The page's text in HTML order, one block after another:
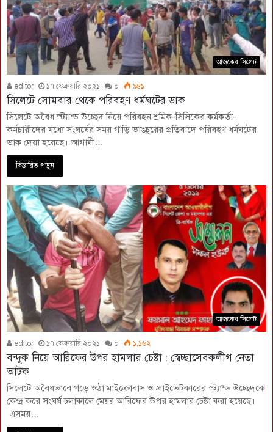
আজকের সিলেট
editor ১৭ ফেব্রুয়ারি ২০২১ ০ ৯৪১
সিলেটে সোমবার থেকে পরিবহণ ধর্মঘটের ডাক
সিলেটে অবৈধ স্ট্যান্ড উচ্ছেদ নিয়ে পরিবহন শ্রমিক-সিসিকের কর্মকর্তা-
কর্মচারীদের মধ্যে সংঘর্ষের সময় গাড়ি ভাঙচুরের প্রতিবাদে পরিবহণ ধর্মঘটের
ডাক দেয়া হয়েছে। আগামী…
বিস্তারিত পড়ুন
আজকের সিলেট
editor ১৭ ফেব্রুয়ারি ২০২১ ০ ১,১৬২
বন্দুক নিয়ে আরিফের উপর হামলার চেষ্টা : স্বেচ্ছাসেবকলীগ নেতা
আটক
সিলেটে অবৈধভাবে গড়ে ওঠা মাইক্রোবাস ও প্রাইভেটকারের স্ট্যান্ড উচ্ছেদকে
কেন্দ্র করে সংঘর্ষ চলাকালে মেয়র আরিফের উপর হামলার চেষ্টা করা হয়েছে।
এসময়…